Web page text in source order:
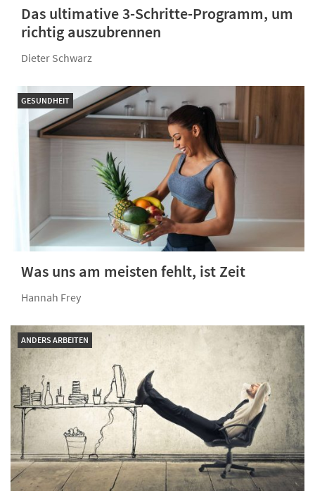
Das ultimative 3-Schritte-Programm, um
richtig auszubrennen
Dieter Schwarz
GESUNDHEIT
Was uns am meisten fehlt, ist Zeit
Hannah Frey
ANDERS ARBEITEN